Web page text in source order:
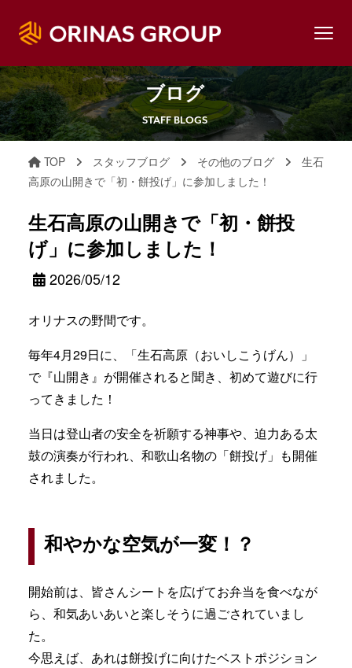
ブログ
STAFF BLOGS
TOP スタッフブログ その他のブログ
生石
高原の山開きで「初・餅投げ」に参加しました！
生石高原の山開きで「初・餅投
げ」に参加しました！
2026/05/12
オリナスの野間です。
毎年4月29日に、「生石高原（おいしこうげん）」
で『山開き』が開催されると聞き、初めて遊びに行
ってきました！
当日は登山者の安全を祈願する神事や、迫力ある太
鼓の演奏が行われ、和歌山名物の「餅投げ」も開催
されました。
和やかな空気が一変！？
開始前は、皆さんシートを広げてお弁当を食べなが
ら、和気あいあいと楽しそうに過ごされていまし
た。
今思えば、あれは餅投げに向けたベストポジション